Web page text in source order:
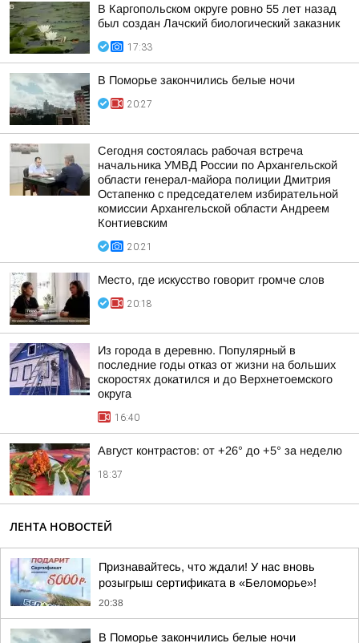
В Каргопольском округе ровно 55 лет назад
был создан Лачский биологический заказник
17:33
В Поморье закончились белые ночи
20:27
Сегодня состоялась рабочая встреча
начальника УМВД России по Архангельской
области генерал-майора полиции Дмитрия
Остапенко с председателем избирательной
комиссии Архангельской области Андреем
Контиевским
20:21
Место, где искусство говорит громче слов
20:18
Из города в деревню. Популярный в
последние годы отказ от жизни на больших
скоростях докатился и до Верхнетоемского
округа
16:40
Август контрастов: от +26° до +5° за неделю
18:37
ЛЕНТА НОВОСТЕЙ
Признавайтесь, что ждали! У нас вновь
розыгрыш сертификата в «Беломорье»!
20:38
В Поморье закончились белые ночи